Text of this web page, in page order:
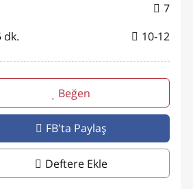
7
dk.
10-12
Beğen
FB'ta Paylaş
Deftere Ekle